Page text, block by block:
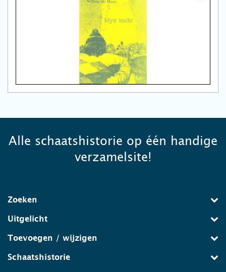
Alle schaatshistorie op één handige
verzamelsite!
Zoeken
Uitgelicht
Toevoegen / wijzigen
Schaatshistorie